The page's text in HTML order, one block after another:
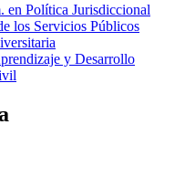
en Política Jurisdiccional
los Servicios Públicos
y Desarrollo